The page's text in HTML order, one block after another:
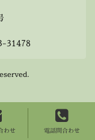
わせ 電話問合わせ
31478